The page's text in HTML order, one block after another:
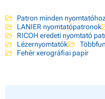
Patron minden
LANIER nyomtatópatronok
RICOH eredeti nyomtató
Lézernyomtatók
Fehér xerográfiai papír